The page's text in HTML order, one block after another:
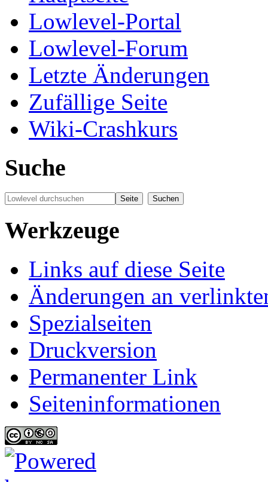
Lowlevel-Portal
Lowlevel-Forum
Letzte Änderungen
Zufällige Seite
Wiki-Crashkurs
Suche
Werkzeuge
Links auf diese Seite
Änderungen an
Spezialseiten
Druckversion
Permanenter Link
Seiten­informationen